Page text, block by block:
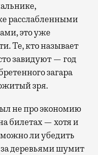
расслабленными
это уже
Те, кто называет
завидуют — год
загара
зря.
не про экономию
билетах — хотя и
ли убедить
за деревьями шумит